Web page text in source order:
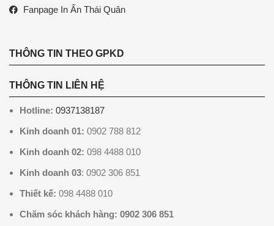
Fanpage In Ấn Thái Quân
THÔNG TIN THEO GPKD
THÔNG TIN LIÊN HỆ
Hotline: 0937138187
Kinh doanh 01: 0902 788 812
Kinh doanh 02: 098 4488 010
Kinh doanh 03: 0902 306 851
Thiết kế: 098 4488 010
Chăm sóc khách hàng: 0902 306 851